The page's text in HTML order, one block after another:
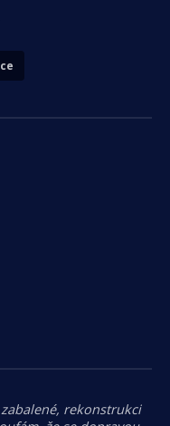
rekonstrukci